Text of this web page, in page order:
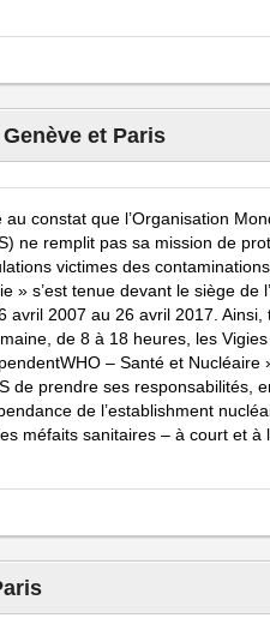
et Paris
au constat que l’Organisation
ne remplit pas sa mission de
victimes des
» s’est tenue devant le siège de
avril 2007 au 26 avril 2017. Ainsi,
de 8 à 18 heures, les
– Santé et Nucléaire
de prendre ses responsabilités,
de l’establishment
méfaits sanitaires – à court et à